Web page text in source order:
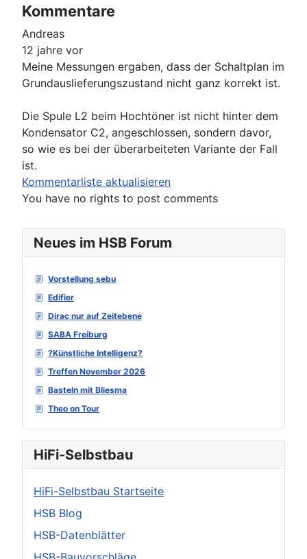
Neues im HSB Forum
Vorstellung sebu
Edifier
Dirac nur auf Zeitebene
SABA Freiburg
?Künstliche Intelligenz?
Treffen November 2026
Basteln mit Bliesma
Theo on Tour
HiFi-Selbstbau
HiFi-Selbstbau Startseite
HSB Blog
HSB-Datenblätter
Kommentare
Andreas
12 jahre vor
Meine Messungen ergaben, dass der Schaltplan im
Grundauslieferungszustand nicht ganz korrekt ist.
Die Spule L2 beim Hochtöner ist nicht hinter dem
Kondensator C2, angeschlossen, sondern davor,
so wie es bei der überarbeiteten Variante der Fall
ist.
Kommentarliste aktualisieren
You have no rights to post comments